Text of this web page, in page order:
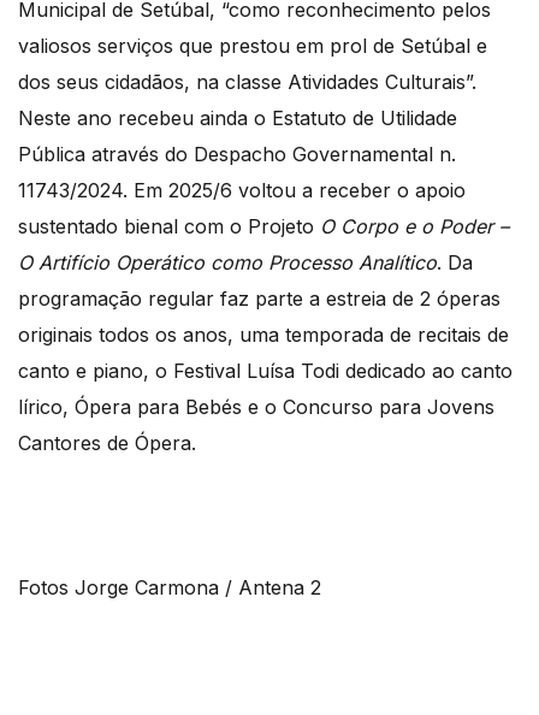
Municipal de Setúbal, “como reconhecimento pelos
valiosos serviços que prestou em prol de Setúbal e
dos seus cidadãos, na classe Atividades Culturais”.
Neste ano recebeu ainda o Estatuto de Utilidade
Pública através do Despacho Governamental n.
11743/2024. Em 2025/6 voltou a receber o apoio
sustentado bienal com o Projeto O Corpo e o Poder –
O Artifício Operático como Processo Analítico. Da
programação regular faz parte a estreia de 2 óperas
originais todos os anos, uma temporada de recitais de
canto e piano, o Festival Luísa Todi dedicado ao canto
lírico, Ópera para Bebés e o Concurso para Jovens
Cantores de Ópera.
Fotos Jorge Carmona / Antena 2